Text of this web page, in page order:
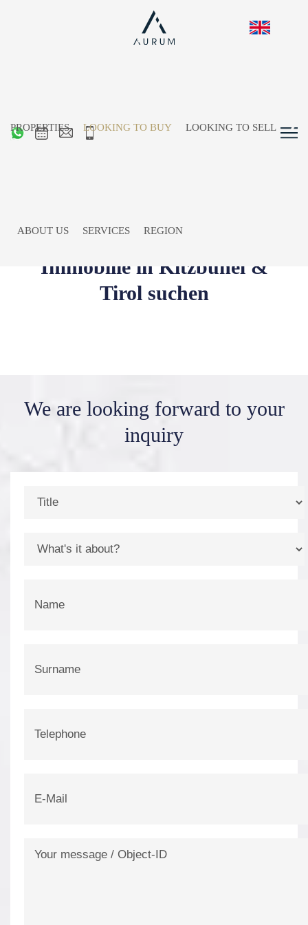
Immobilie in Kitzbühel &
Tirol suchen
We are looking forward to your
inquiry
PROPERTIES LOOKING TO BUY LOOKING TO SELL
ABOUT US SERVICES REGION